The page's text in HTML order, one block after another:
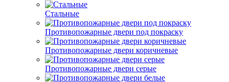
Стальные
Противопожарные двери под покраску
Противопожарные двери коричневые
Противопожарные двери серые